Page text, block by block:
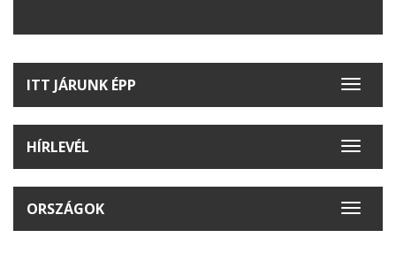
Toggle
ITT JÁRUNK ÉPP
Toggle
HÍRLEVÉL
Toggle
ORSZÁGOK